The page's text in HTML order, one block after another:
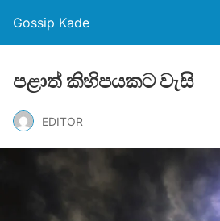
Gossip Kade
පළාත් කිහිපයකට වැසි
EDITOR